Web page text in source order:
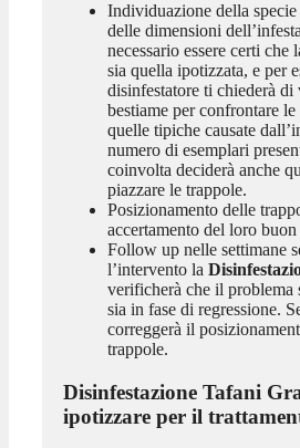
Individuazione della specie
delle dimensioni
necessario essere certi che
sia quella ipotizzata, e per
disinfestatore ti chiederà di
bestiame per confrontare
quelle tipiche causate
numero di esemplari
coinvolta deciderà anche
piazzare le trappole.
Posizionamento delle
accertamento del loro
Follow up nelle settimane
l’intervento la
verificherà che il problema
sia in fase di regressione.
correggerà il
trappole.
Disinfestazione Tafani
ipotizzare per il